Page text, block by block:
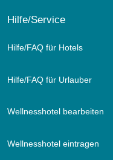
Hilfe/Service
Hilfe/FAQ für Hotels
Hilfe/FAQ für Urlauber
Wellnesshotel bearbeiten
Wellnesshotel eintragen